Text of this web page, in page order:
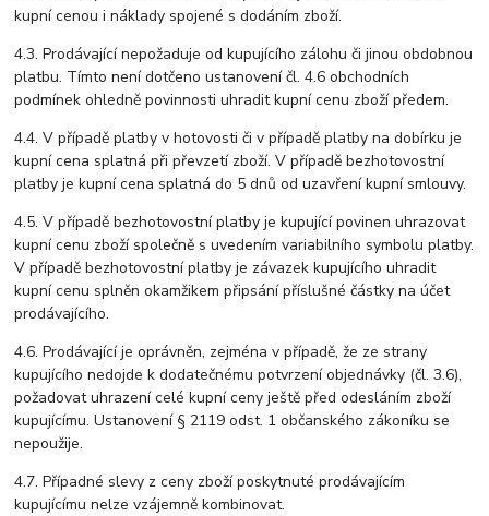
kupní cenou i náklady spojené s dodáním zboží.
4.3. Prodávající nepožaduje od kupujícího zálohu či jinou obdobnou
platbu. Tímto není dotčeno ustanovení čl. 4.6 obchodních
podmínek ohledně povinnosti uhradit kupní cenu zboží předem.
4.4. V případě platby v hotovosti či v případě platby na dobírku je
kupní cena splatná při převzetí zboží. V případě bezhotovostní
platby je kupní cena splatná do 5 dnů od uzavření kupní smlouvy.
4.5. V případě bezhotovostní platby je kupující povinen uhrazovat
kupní cenu zboží společně s uvedením variabilního symbolu platby.
V případě bezhotovostní platby je závazek kupujícího uhradit
kupní cenu splněn okamžikem připsání příslušné částky na účet
prodávajícího.
4.6. Prodávající je oprávněn, zejména v případě, že ze strany
kupujícího nedojde k dodatečnému potvrzení objednávky (čl. 3.6),
požadovat uhrazení celé kupní ceny ještě před odesláním zboží
kupujícímu. Ustanovení § 2119 odst. 1 občanského zákoníku se
nepoužije.
4.7. Případné slevy z ceny zboží poskytnuté prodávajícím
kupujícímu nelze vzájemně kombinovat.